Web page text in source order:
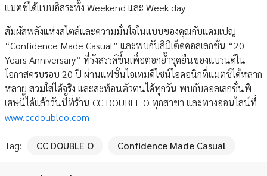
แมตช์ได้แบบอิสระทั้ง Weekend และ Week day
สัมผัสพลังแห่งสไตล์และความมั่นใจในแบบของคุณกับแคมเปญ
“Confidence Made Casual” และพบกับลิมิเต็ดคอลเลกชั่น “20
Years Anniversary” ที่รังสรรค์ขึ้นเพื่อตอกย้ำจุดยืนของแบรนด์ใน
โอกาสครบรอบ 20 ปี ผ่านแฟชั่นไอเทมดีไซน์ไอคอนิกที่แมตช์ได้หลาก
หลาย สวมใส่ได้จริง และสะท้อนตัวตนได้ทุกวัน พบกับคอลเลกชั่นพิ
เศษนี้ได้แล้ววันนี้ที่ร้าน CC DOUBLE O ทุกสาขา และทางออนไลน์ที่
www.ccdoubleo.com
Tag: CC DOUBLE O Confidence Made Casual